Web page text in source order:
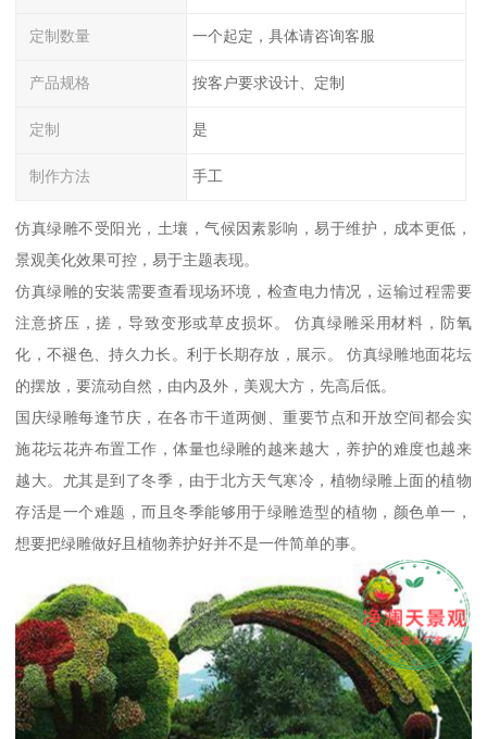
定制数量 一个起定，具体请咨询客服
产品规格 按客户要求设计、定制
定制 是
制作方法 手工
仿真绿雕不受阳光，土壤，气候因素影响，易于维护，成本更低，
景观美化效果可控，易于主题表现。
仿真绿雕的安装需要查看现场环境，检查电力情况，运输过程需要
注意挤压，搓，导致变形或草皮损坏。 仿真绿雕采用材料，防氧
化，不褪色、持久力长。利于长期存放，展示。 仿真绿雕地面花坛
的摆放，要流动自然，由内及外，美观大方，先高后低。
国庆绿雕每逢节庆，在各市干道两侧、重要节点和开放空间都会实
施花坛花卉布置工作，体量也绿雕的越来越大，养护的难度也越来
越大。尤其是到了冬季，由于北方天气寒冷，植物绿雕上面的植物
存活是一个难题，而且冬季能够用于绿雕造型的植物，颜色单一，
想要把绿雕做好且植物养护好并不是一件简单的事。